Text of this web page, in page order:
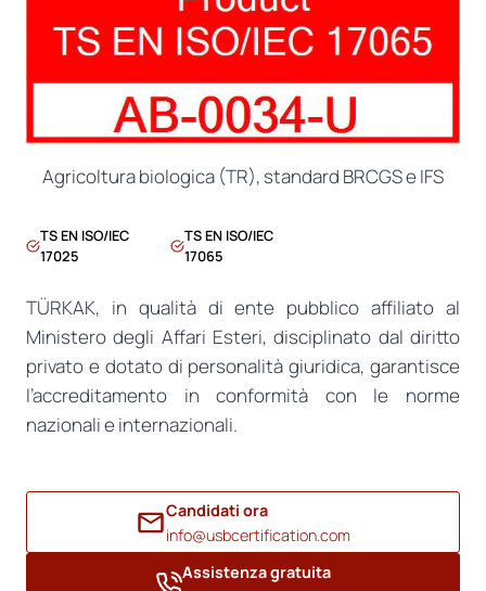
Agricoltura biologica (TR), standard BRCGS e IFS
TS EN ISO/IEC
17025
TS EN ISO/IEC
17065
TÜRKAK, in qualità di ente pubblico affiliato al
Ministero degli Affari Esteri, disciplinato dal diritto
privato e dotato di personalità giuridica, garantisce
l’accreditamento in conformità con le norme
nazionali e internazionali.
Candidati ora
info@usbcertification.com
Assistenza gratuita